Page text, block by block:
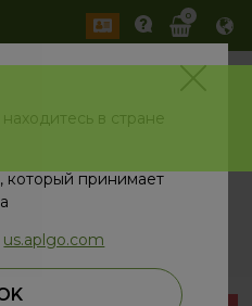
0
из Болгарии
в стране
который принимает
us.aplgo.com